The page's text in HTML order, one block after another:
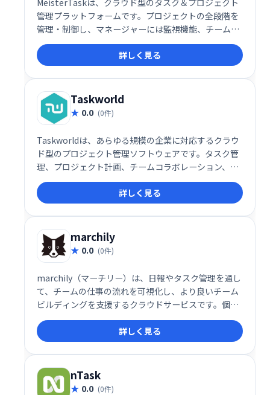
MeisterTaskは、クラウド型のタスク＆プロジェクト
管理プラットフォームです。プロジェクトの全段階を
管理・制御し、マネージャーには監視機能、チームメ
ンバーにはコラボレーション機能を提供することで、
生産性向上とプロジェクトの迅速な完了を支援しま
す。直感的な操作性で、チームワークを効率化しま
す。
詳しく見る
Taskworld
0.0 (0件)
Taskworldは、あらゆる規模の企業に対応するクラウ
ド型のプロジェクト管理ソフトウェアです。タスク管
理、プロジェクト計画、チームコラボレーション、進
捗レポート機能を提供し、iOS/Androidアプリにも対
応。スムーズなプロジェクト遂行とチームワークの向
上を実現します。
詳しく見る
marchily
0.0 (0件)
marchily（マーチリー）は、日報やタスク管理を通し
て、チームの仕事の流れを可視化し、より良いチーム
ビルディングを支援するクラウドサービスです。個人
の日々の業務状況とチーム全体の進捗状況を把握する
ことで、生産性向上と円滑な連携を実現します。チー
ムの状況をリアルタイムに確認し、課題を早期に発見
し解決することで、より効率的なチームワークを目指
せます。
詳しく見る
nTask
0.0 (0件)